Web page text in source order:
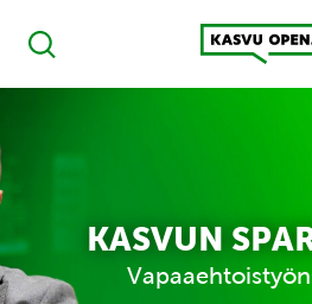
Haku
Kasvu Open
KASVUN